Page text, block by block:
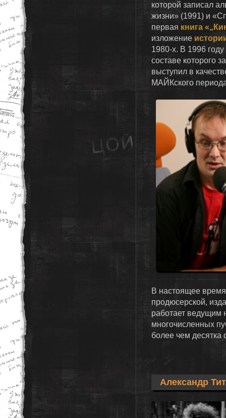
которой записал
жизни» (1991) и
первая книга
изложение
1980-х. В 1996
составе которого
выступил в
МАЙКского
В настоящее
продюсерской,
работает ведущим
многочисленных
более чем
Александр